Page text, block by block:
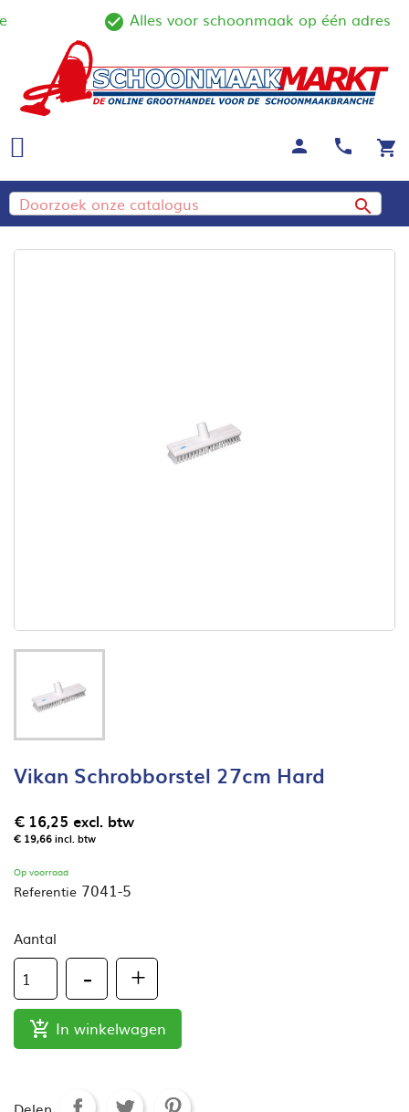
check_circle_outline
Alles voor schoonmaak op één adres
shopping_cart
call
person

Vikan Schrobborstel 27cm Hard
€ 16,25 excl. btw
€ 19,66incl. btw
Op voorraad
Referentie 7041-5
Aantal
 In winkelwagen